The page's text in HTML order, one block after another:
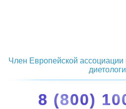
Член Европейской
8 (800)